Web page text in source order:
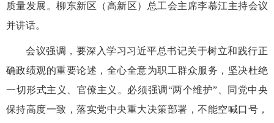
质量发展。柳东新区（高新区）总工会主席李慕江主持会议
并讲话。
会议强调，要深入学习习近平总书记关于树立和践行正
确政绩观的重要论述，全心全意为职工群众服务，坚决杜绝
一切形式主义、官僚主义。必须强调“两个维护”、同党中央
保持高度一致，落实党中央重大决策部署，不能空喊口号，